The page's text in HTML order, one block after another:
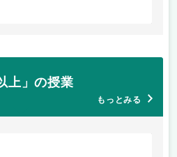
上」の授業
もっとみる